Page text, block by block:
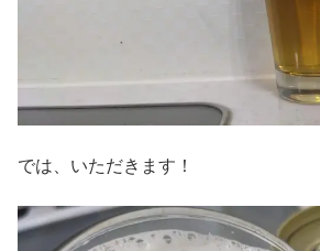
では、いただきます！